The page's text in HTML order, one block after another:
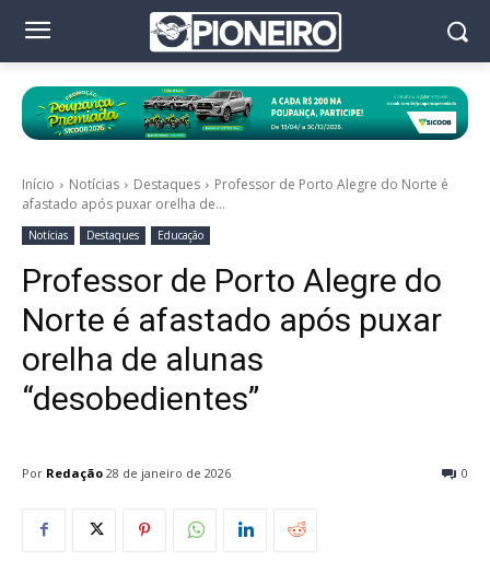
Início Notícias Destaques
Professor de Porto Alegre do Norte é
afastado após puxar orelha de...
Notícias Destaques Educação
Professor de Porto Alegre do
Norte é afastado após puxar
orelha de alunas
“desobedientes”
Por Redação 0
28 de janeiro de 2026